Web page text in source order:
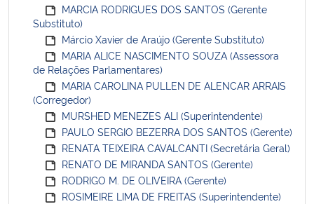
MARCIA RODRIGUES DOS SANTOS (Gerente
Substituto)
Márcio Xavier de Araújo (Gerente Substituto)
MARIA ALICE NASCIMENTO SOUZA (Assessora
de Relações Parlamentares)
MARIA CAROLINA PULLEN DE ALENCAR ARRAIS
(Corregedor)
MURSHED MENEZES ALI (Superintendente)
PAULO SERGIO BEZERRA DOS SANTOS (Gerente)
RENATA TEIXEIRA CAVALCANTI (Secretária Geral)
RENATO DE MIRANDA SANTOS (Gerente)
RODRIGO M. DE OLIVEIRA (Gerente)
ROSIMEIRE LIMA DE FREITAS (Superintendente)